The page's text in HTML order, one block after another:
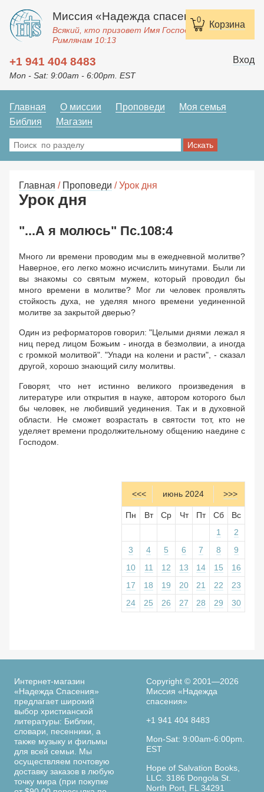
0 Корзина
Миссия «Надежда спасения»
Всякий, кто призовет Имя Господне, спасется.
Римлянам 10:13
+1 941 404 8483
Mon - Sat: 9:00am - 6:00pm. EST
Вход
Главная О миссии Проповеди
Моя семья
Библия
Магазин
Главная / Проповеди / Урок дня
Урок дня
"...А я молюсь" Пс.108:4
Много ли времени проводим мы в ежедневной молитве?
Наверное, его легко можно исчислить минутами. Были ли
вы знакомы со святым мужем, который проводил бы
много времени в молитве? Мог ли человек проявлять
стойкость духа, не уделяя много времени уединенной
молитве за закрытой дверью?
Один из реформаторов говорил: "Целыми днями лежал я
ниц перед лицом Божьим - иногда в безмолвии, а иногда
с громкой молитвой". "Упади на колени и расти", - сказал
другой, хорошо знающий силу молитвы.
Говорят, что нет истинно великого произведения в
литературе или открытия в науке, автором которого был
бы человек, не любивший уединения. Так и в духовной
области. Не сможет возрастать в святости тот, кто не
уделяет времени продолжительному общению наедине с
Господом.
<<< июнь 2024 >>>
Пн Вт Ср Чт Пт Сб
Вс
1
2
3
4 5 6 7 8
9
10
11 12 13 14 15
16
17
18 19 20 21 22
23
24
25 26 27 28 29 30
Интернет-магазин
«Надежда Спасения»
предлагает широкий
выбор христианской
литературы: Библии,
словари, песенники, а
также музыку и фильмы
для всей семьи. Мы
осуществляем почтовую
доставку заказов в любую
точку мира (при покупке
Copyright © 2001—2026
Миссия «Надежда
спасения»
+1 941 404 8483
Mon-Sat: 9:00am-6:00pm.
EST
Hope of Salvation Books,
LLC. 3186 Dongola St.
North Port, FL 34291